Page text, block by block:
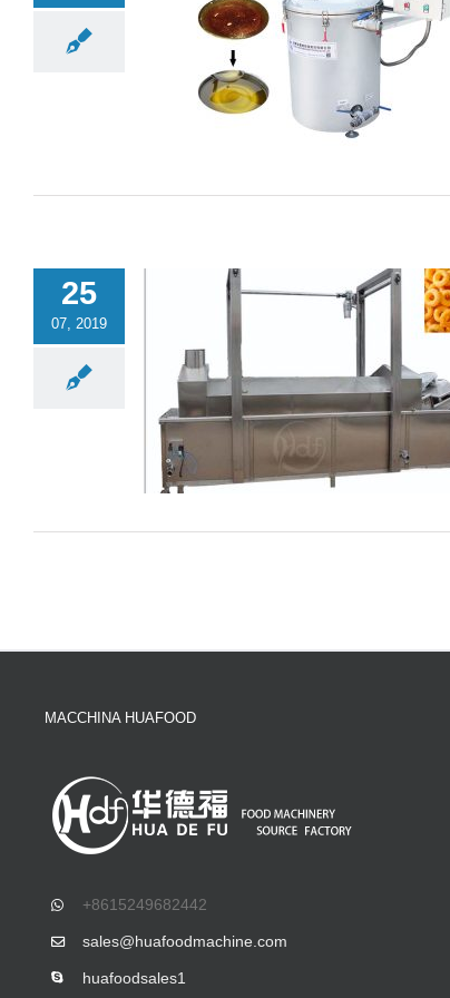
25
07, 2019
MACCHINA HUAFOOD
+8615249682442
sales@huafoodmachine.com
huafoodsales1